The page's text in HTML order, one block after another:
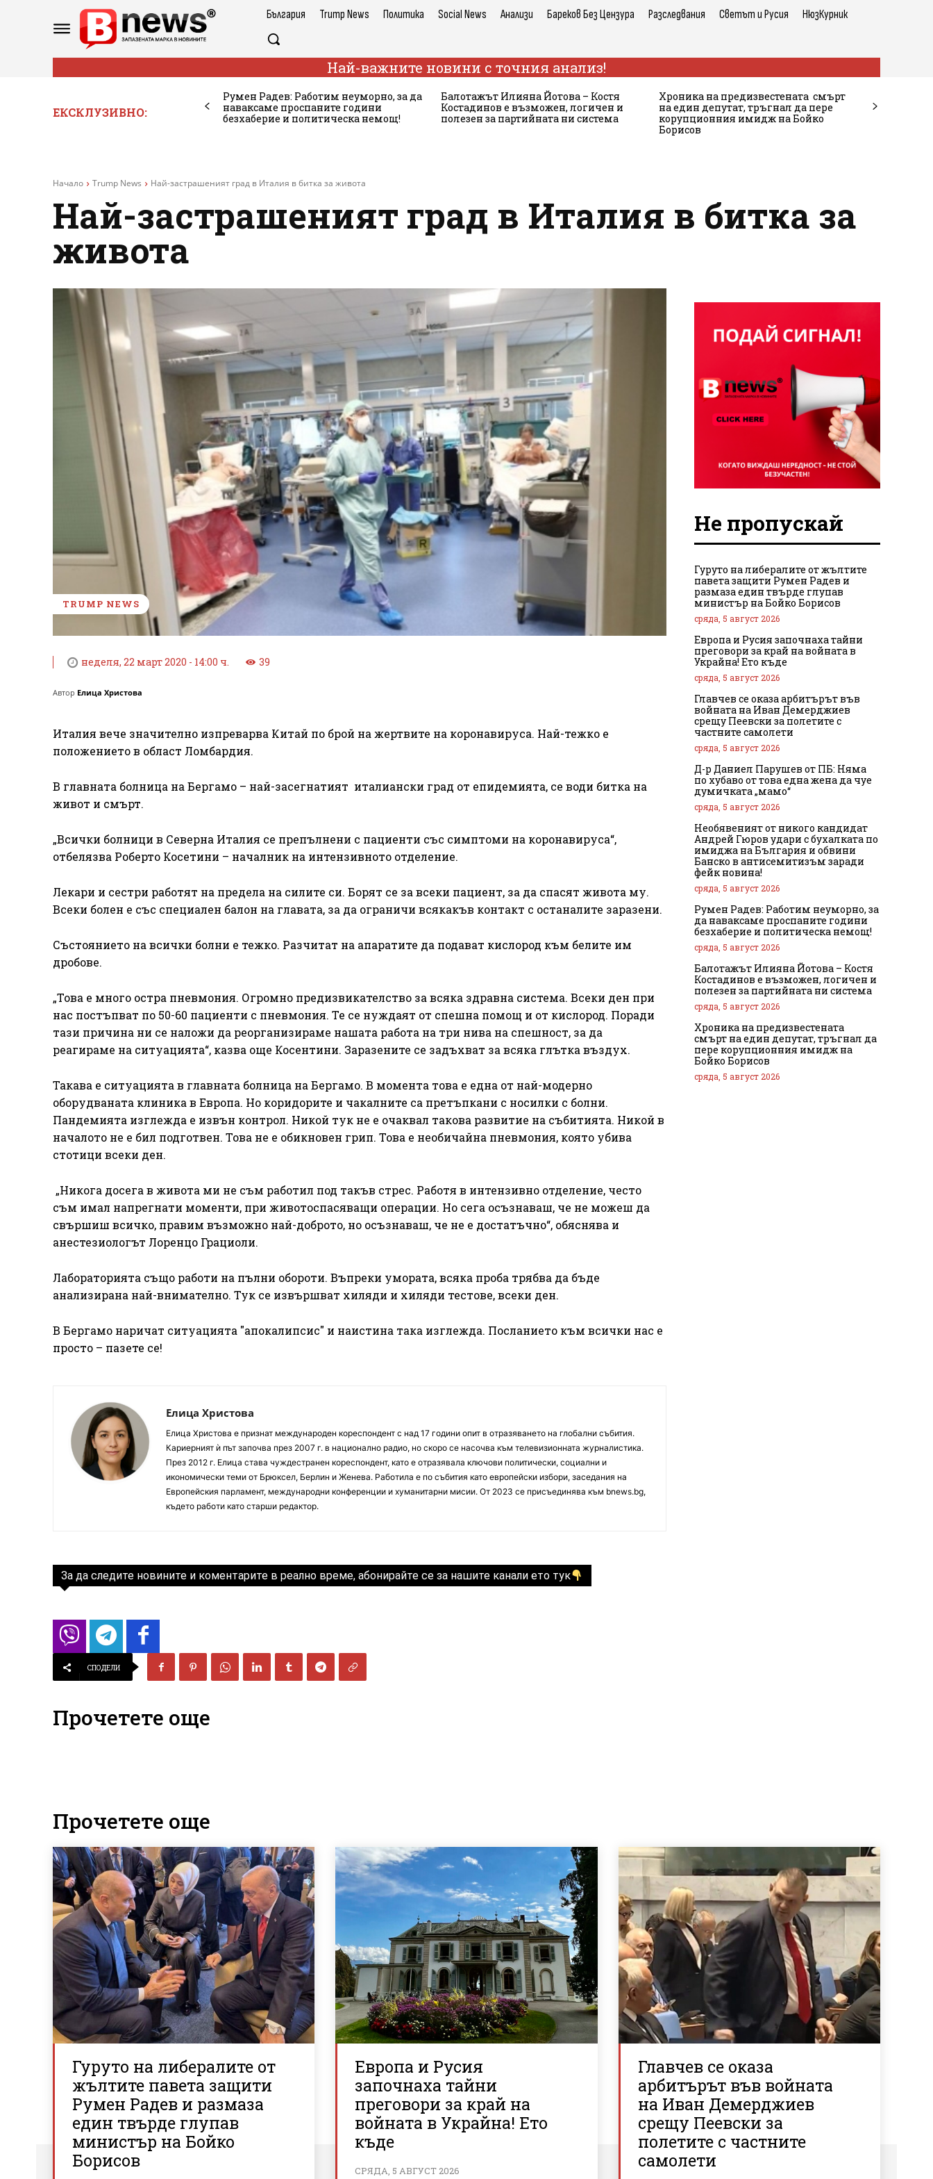
България Trump News Политика Social News Анализи Бареков Без Цензура Разследвания Светът и Русия НюзКурник
Най-важните новини с точния анализ!
ЕКСКЛУЗИВНО:
Румен Радев: Работим неуморно, за да
наваксаме проспаните години
безхаберие и политическа немощ!
Балотажът Илияна Йотова – Костя
Костадинов е възможен, логичен и
полезен за партийната ни система
Хроника на предизвестената смърт
на един депутат, тръгнал да пере
корупционния имидж на Бойко
Борисов
Начало Trump News Най-застрашеният град в Италия в битка за живота
Най-застрашеният град в Италия в битка за
живота
TRUMP NEWS
неделя, 22 март 2020 - 14:00 ч. 39
Автор Елица Христова
Италия вече значително изпреварва Китай по брой на жертвите на коронавируса. Най-тежко е
положението в област Ломбардия.
В главната болница на Бергамо – най-засегнатият италиански град от епидемията, се води битка на
живот и смърт.
„Всички болници в Северна Италия се препълнени с пациенти със симптоми на коронавируса“,
отбелязва Роберто Косетини – началник на интензивното отделение.
Лекари и сестри работят на предела на силите си. Борят се за всеки пациент, за да спасят живота му.
Всеки болен е със специален балон на главата, за да ограничи всякакъв контакт с останалите заразени.
Състоянието на всички болни е тежко. Разчитат на апаратите да подават кислород към белите им
дробове.
„Това е много остра пневмония. Огромно предизвикателство за всяка здравна система. Всеки ден при
нас постъпват по 50-60 пациенти с пневмония. Те се нуждаят от спешна помощ и от кислород. Поради
тази причина ни се наложи да реорганизираме нашата работа на три нива на спешност, за да
реагираме на ситуацията“, казва още Косентини. Заразените се задъхват за всяка глътка въздух.
Такава е ситуацията в главната болница на Бергамо. В момента това е една от най-модерно
оборудваната клиника в Европа. Но коридорите и чакалните са претъпкани с носилки с болни.
Пандемията изглежда е извън контрол. Никой тук не е очаквал такова развитие на събитията. Никой в
началото не е бил подготвен. Това не е обикновен грип. Това е необичайна пневмония, която убива
стотици всеки ден.
„Никога досега в живота ми не съм работил под такъв стрес. Работя в интензивно отделение, често
съм имал напрегнати моменти, при животоспасяващи операции. Но сега осъзнаваш, че не можеш да
свършиш всичко, правим възможно най-доброто, но осъзнаваш, че не е достатъчно“, обяснява и
анестезиологът Лоренцо Грациоли.
Лабораторията също работи на пълни обороти. Въпреки умората, всяка проба трябва да бъде
анализирана най-внимателно. Тук се извършват хиляди и хиляди тестове, всеки ден.
В Бергамо наричат ситуацията "апокалипсис" и наистина така изглежда. Посланието към всички нас е
просто – пазете се!
Елица Христова
Елица Христова е признат международен кореспондент с над 17 години опит в отразяването на глобални събития.
Кариерният ѝ път започва през 2007 г. в национално радио, но скоро се насочва към телевизионната журналистика.
През 2012 г. Елица става чуждестранен кореспондент, като е отразявала ключови политически, социални и
икономически теми от Брюксел, Берлин и Женева. Работила е по събития като европейски избори, заседания на
Европейския парламент, международни конференции и хуманитарни мисии. От 2023 се присъединява към bnews.bg,
където работи като старши редактор.
За да следите новините и коментарите в реално време, абонирайте се за нашите канали ето тук
СПОДЕЛИ
Прочетете още
Не пропускай
Гуруто на либералите от жълтите
павета защити Румен Радев и
размаза един твърде глупав
министър на Бойко Борисов
сряда, 5 август 2026
Европа и Русия започнаха тайни
преговори за край на войната в
Украйна! Ето къде
сряда, 5 август 2026
Главчев се оказа арбитърът във
войната на Иван Демерджиев
срещу Пеевски за полетите с
частните самолети
сряда, 5 август 2026
Д-р Даниел Парушев от ПБ: Няма
по хубаво от това една жена да чуе
думичката „мамо“
сряда, 5 август 2026
Необявеният от никого кандидат
Андрей Гюров удари с бухалката по
имиджа на България и обвини
Банско в антисемитизъм заради
фейк новина!
сряда, 5 август 2026
Румен Радев: Работим неуморно, за
да наваксаме проспаните години
безхаберие и политическа немощ!
сряда, 5 август 2026
Балотажът Илияна Йотова – Костя
Костадинов е възможен, логичен и
полезен за партийната ни система
сряда, 5 август 2026
Хроника на предизвестената
смърт на един депутат, тръгнал да
пере корупционния имидж на
Бойко Борисов
сряда, 5 август 2026
Прочетете още
Гуруто на либералите от
жълтите павета защити
Румен Радев и размаза
един твърде глупав
министър на Бойко
Борисов
Европа и Русия
започнаха тайни
преговори за край на
войната в Украйна! Ето
къде
СРЯДА, 5 АВГУСТ 2026
Главчев се оказа
арбитърът във войната
на Иван Демерджиев
срещу Пеевски за
полетите с частните
самолети